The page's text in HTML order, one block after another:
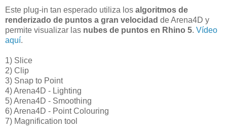
Este plug-in tan esperado utiliza los algoritmos de
renderizado de puntos a gran velocidad de Arena4D y
permite visualizar las nubes de puntos en Rhino 5. Vídeo
aquí.
1) Slice
2) Clip
3) Snap to Point
4) Arena4D - Lighting
5) Arena4D - Smoothing
6) Arena4D - Point Colouring
7) Magnification tool